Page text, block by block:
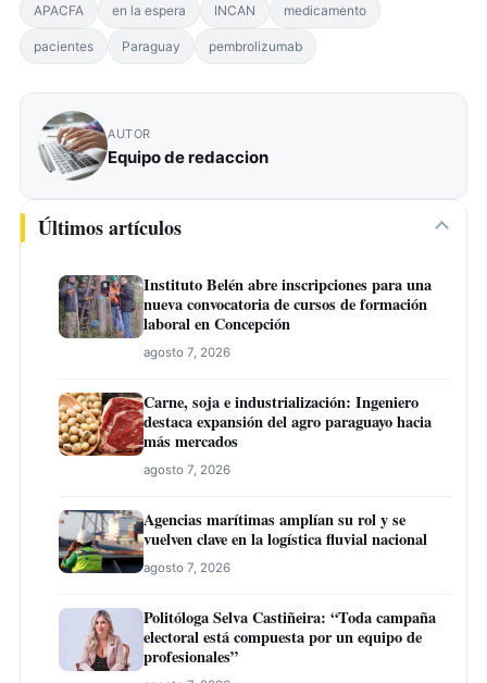
APACFA en la espera INCAN medicamento
pacientes Paraguay pembrolizumab
AUTOR
Equipo de redaccion
Últimos artículos
Instituto Belén abre inscripciones para una
nueva convocatoria de cursos de formación
laboral en Concepción
agosto 7, 2026
Carne, soja e industrialización: Ingeniero
destaca expansión del agro paraguayo hacia
más mercados
agosto 7, 2026
Agencias marítimas amplían su rol y se
vuelven clave en la logística fluvial nacional
agosto 7, 2026
Politóloga Selva Castiñeira: “Toda campaña
electoral está compuesta por un equipo de
profesionales”